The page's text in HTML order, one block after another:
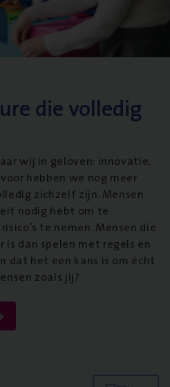
die volledig
wij in geloven: innovatie,
hebben we nog meer
zichzelf zijn. Mensen
nodig hebt om te
te nemen. Mensen die
dan spelen met regels en
dat het een kans is om écht
zoals jij?